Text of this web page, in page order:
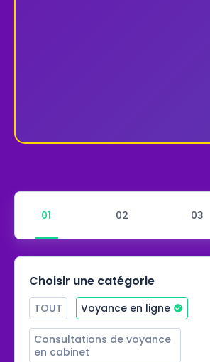
Choisir une catégorie
TOUT Voyance en ligne
Consultations de voyance
en cabinet